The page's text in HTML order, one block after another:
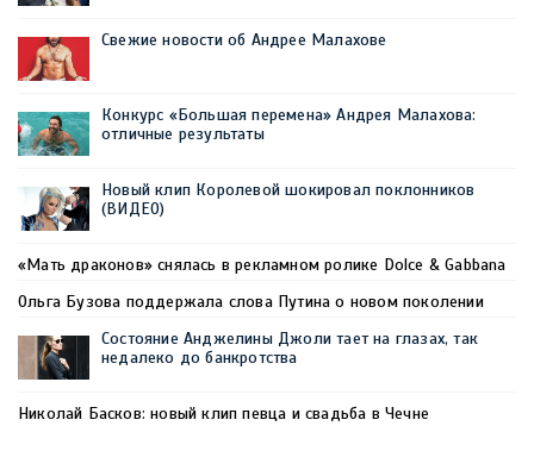
Свежие новости об Андрее Малахове
Конкурс «Большая перемена» Андрея Малахова:
отличные результаты
Новый клип Королевой шокировал поклонников
(ВИДЕО)
«Мать драконов» снялась в рекламном ролике Dolce & Gabbana
Ольга Бузова поддержала слова Путина о новом поколении
Состояние Анджелины Джоли тает на глазах, так
недалеко до банкротства
Николай Басков: новый клип певца и свадьба в Чечне